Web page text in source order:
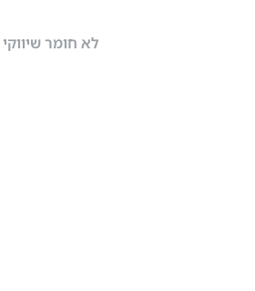
לא חומר שיווקי